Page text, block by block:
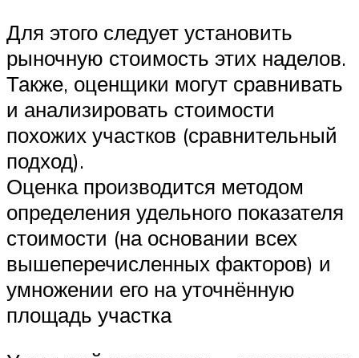
Для этого следует установить
рыночную стоимость этих наделов.
Также, оценщики могут сравнивать
и анализировать стоимости
похожих участков (сравнительный
подход).
Оценка производится методом
определения удельного показателя
стоимости (на основании всех
вышеперечисленных факторов) и
умножении его на уточнённую
площадь участка